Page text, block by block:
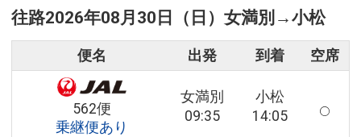
往路2026年08月30日（日） 女満別 →小松
便名 出発 到着 空席
562便
乗継便あり
女満別
09:35
小松
14:05